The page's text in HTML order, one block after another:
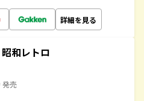
詳細を見る
和レトロ
発売